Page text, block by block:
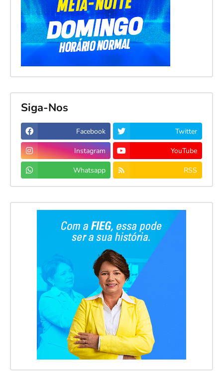
Siga-Nos
Facebook Twitter
Instagram YouTube
Whatsapp RSS